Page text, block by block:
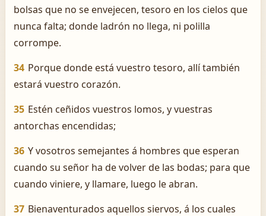
bolsas que no se envejecen, tesoro en los cielos que
nunca falta; donde ladrón no llega, ni polilla
corrompe.
34 Porque donde está vuestro tesoro, allí también
estará vuestro corazón.
35 Estén ceñidos vuestros lomos, y vuestras
antorchas encendidas;
36 Y vosotros semejantes á hombres que esperan
cuando su señor ha de volver de las bodas; para que
cuando viniere, y llamare, luego le abran.
37 Bienaventurados aquellos siervos, á los cuales